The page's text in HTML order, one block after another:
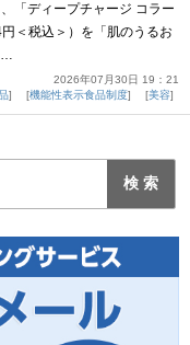
「ディープチャージ コラー
＜税込＞）を「肌のうるお
2026年07月30日 19：21
機能性表示食品制度 美容